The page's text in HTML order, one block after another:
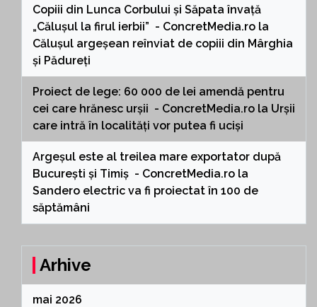
Copiii din Lunca Corbului și Săpata învață
„Călușul la firul ierbii” - ConcretMedia.ro la
Călușul argeșean reînviat de copiii din Mârghia
și Pădureți
Proiect de lege: 60 000 de lei amendă pentru
cei care hrănesc urșii - ConcretMedia.ro la Urșii
care intră în localități vor putea fi uciși
Argeșul este al treilea mare exportator după
București și Timiș - ConcretMedia.ro la
Sandero electric va fi proiectat în 100 de
săptămâni
Arhive
mai 2026